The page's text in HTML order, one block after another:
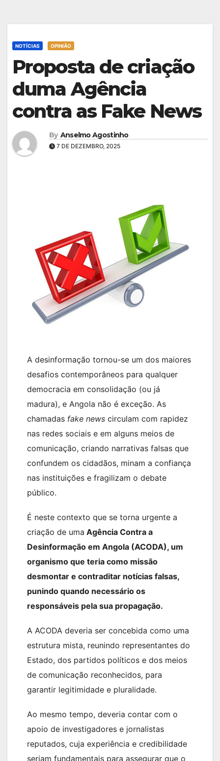
NOTÍCIAS OPINIÃO
Proposta de criação
duma Agência
contra as Fake News
By Anselmo Agostinho
7 DE DEZEMBRO, 2025
A desinformação tornou-se um dos maiores
desafios contemporâneos para qualquer
democracia em consolidação (ou já
madura), e Angola não é exceção. As
chamadas fake news circulam com rapidez
nas redes sociais e em alguns meios de
comunicação, criando narrativas falsas que
confundem os cidadãos, minam a confiança
nas instituições e fragilizam o debate
público.
É neste contexto que se torna urgente a
criação de uma Agência Contra a
Desinformação em Angola (ACODA), um
organismo que teria como missão
desmontar e contraditar notícias falsas,
punindo quando necessário os
responsáveis pela sua propagação.
A ACODA deveria ser concebida como uma
estrutura mista, reunindo representantes do
Estado, dos partidos políticos e dos meios
de comunicação reconhecidos, para
garantir legitimidade e pluralidade.
Ao mesmo tempo, deveria contar com o
apoio de investigadores e jornalistas
reputados, cuja experiência e credibilidade
seriam fundamentais para assegurar que o